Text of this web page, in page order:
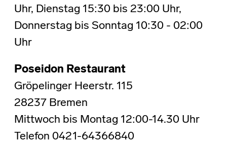
Uhr, Dienstag 15:30 bis 23:00 Uhr,
Donnerstag bis Sonntag 10:30 - 02:00
Uhr
Poseidon Restaurant
Gröpelinger Heerstr. 115
28237 Bremen
Mittwoch bis Montag 12:00-14.30 Uhr
Telefon 0421-64366840